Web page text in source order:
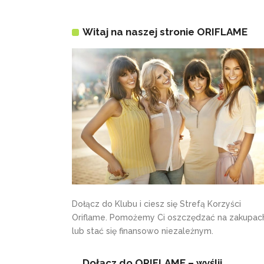
Witaj na naszej stronie ORIFLAME
Dołącz do Klubu i ciesz się Strefą Korzyści
Oriflame. Pomożemy Ci oszczędzać na
lub stać się finansowo niezależnym.